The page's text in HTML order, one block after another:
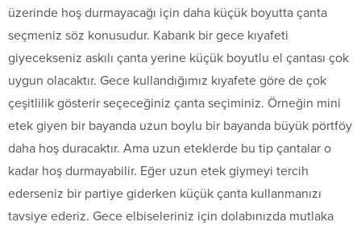
üzerinde hoş durmayacağı için daha küçük boyutta çanta
seçmeniz söz konusudur. Kabarık bir gece kıyafeti
giyecekseniz askılı çanta yerine küçük boyutlu el çantası çok
uygun olacaktır. Gece kullandığımız kıyafete göre de çok
çeşitlilik gösterir seçeceğiniz çanta seçiminiz. Örneğin mini
etek giyen bir bayanda uzun boylu bir bayanda büyük pörtföy
daha hoş duracaktır. Ama uzun eteklerde bu tip çantalar o
kadar hoş durmayabilir. Eğer uzun etek giymeyi tercih
ederseniz bir partiye giderken küçük çanta kullanmanızı
tavsiye ederiz. Gece elbiseleriniz için dolabınızda mutlaka